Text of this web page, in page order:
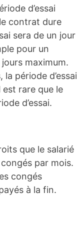
d’essai
contrat dure
sera de un jour
pour un
maximum.
période d’essai
est rare que le
d’essai.
que le salarié
par mois.
congés
à la fin.